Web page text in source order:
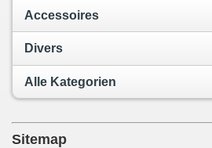
Accessoires
Divers
Alle Kategorien
Sitemap